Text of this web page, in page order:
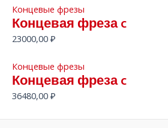
Концевые фрезы
Концевая фреза c
23000,00 ₽
Концевые фрезы
Концевая фреза c
36480,00 ₽